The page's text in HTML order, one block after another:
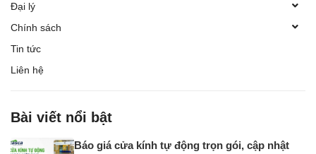
Đại lý
Chính sách
Tin tức
Liên hệ
Bài viết nổi bật
Báo giá cửa kính tự động trọn gói, cập nhật